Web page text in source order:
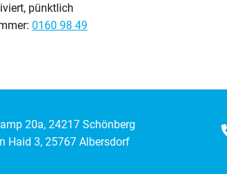
pünktlich
0160 98 49
20a, 24217 Schönberg
Haid 3, 25767 Albersdorf